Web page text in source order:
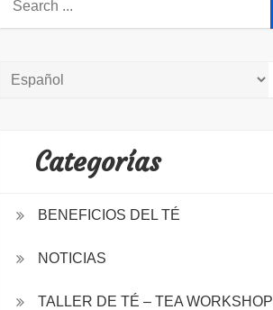
Categorías
BENEFICIOS DEL TÉ
NOTICIAS
TALLER DE TÉ – TEA WORKSHOP